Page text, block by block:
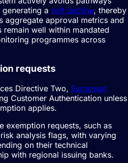
a soft decline, thereby
aggregate approval metrics and
remain well within mandated
programmes across
requests
Directive Two, European
Customer Authentication unless
applies.
exemption requests, such as
analysis flags, with varying
on their technical
with regional issuing banks.